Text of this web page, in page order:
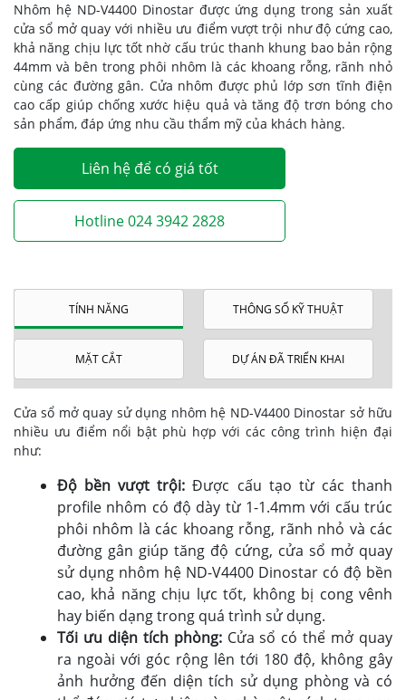
Nhôm hệ ND-V4400 Dinostar được ứng dụng trong sản xuất
cửa sổ mở quay với nhiều ưu điểm vượt trội như độ cứng cao,
khả năng chịu lực tốt nhờ cấu trúc thanh khung bao bản rộng
44mm và bên trong phôi nhôm là các khoang rỗng, rãnh nhỏ
cùng các đường gân. Cửa nhôm được phủ lớp sơn tĩnh điện
cao cấp giúp chống xước hiệu quả và tăng độ trơn bóng cho
sản phẩm, đáp ứng nhu cầu thẩm mỹ của khách hàng.
Liên hệ để có giá tốt
Hotline 024 3942 2828
TÍNH NĂNG THÔNG SỐ KỸ THUẬT
MẶT CẮT DỰ ÁN ĐÃ TRIỂN KHAI
Cửa sổ mở quay sử dụng nhôm hệ ND-V4400 Dinostar sở hữu
nhiều ưu điểm nổi bật phù hợp với các công trình hiện đại
như:
Độ bền vượt trội: Được cấu tạo từ các thanh
profile nhôm có độ dày từ 1-1.4mm với cấu trúc
phôi nhôm là các khoang rỗng, rãnh nhỏ và các
đường gân giúp tăng độ cứng, cửa sổ mở quay
sử dụng nhôm hệ ND-V4400 Dinostar có độ bền
cao, khả năng chịu lực tốt, không bị cong vênh
hay biến dạng trong quá trình sử dụng.
Tối ưu diện tích phòng:Cửa sổ có thể mở quay
ra ngoài với góc rộng lên tới 180 độ, không gây
ảnh hưởng đến diện tích sử dụng phòng và có